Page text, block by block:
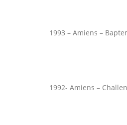
1993 – Amiens –
1992- Amiens –